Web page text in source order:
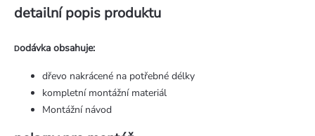
detailní popis produktu
Dodávka obsahuje:
dřevo nakrácené na potřebné délky
kompletní montážní materiál
Montážní návod